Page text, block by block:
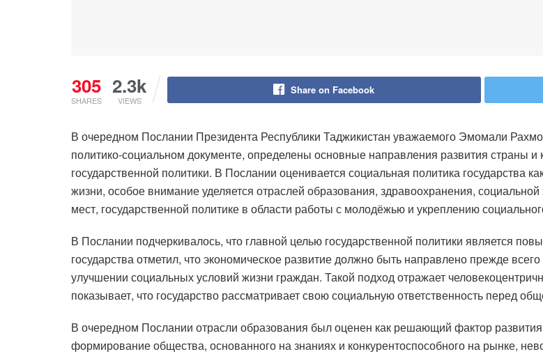
305
SHARES
2.3k
VIEWS
Share on Facebook
В очередном Послании Президента Республики Таджикистан уважаемого Эмомали
политико-социальном документе, определены основные направления развития
государственной политики. В Послании оценивается социальная политика государства
жизни, особое внимание уделяется отраслей образования, здравоохранения,
мест, государственной политике в области работы с молодёжью и укреплению
В Послании подчеркивалось, что главной целью государственной политики является
государства отметил, что экономическое развитие должно быть направлено прежде
улучшении социальных условий жизни граждан. Такой подход отражает
показывает, что государство рассматривает свою социальную ответственность перед
В очередном Послании отрасли образования был оценен как решающий фактор
формирование общества, основанного на знаниях и конкурентоспособного на рынке,